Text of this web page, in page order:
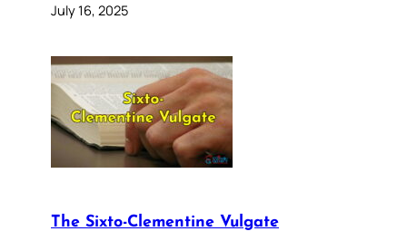
July 16, 2025
The Sixto-Clementine Vulgate